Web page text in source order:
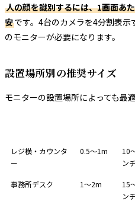
人の顔を識別するには、1画面あ
安です。4台のカメラを4分割表
のモニターが必要になります。
設置場所別の推奨サイズ
モニターの設置場所によっても最
レジ横・カウンタ
ー
0.5〜1m
10
ン
事務所デスク 1〜2m
15
ン